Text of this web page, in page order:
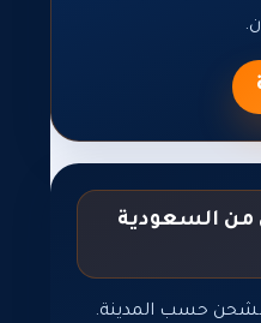
من السعودية
حسب المدينة.